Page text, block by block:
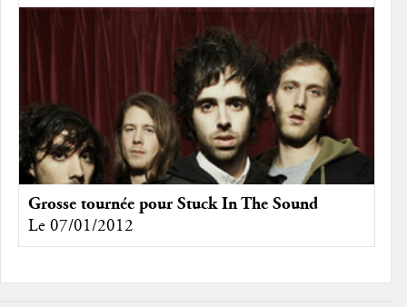
Grosse tournée pour Stuck In The Sound
Le 07/01/2012